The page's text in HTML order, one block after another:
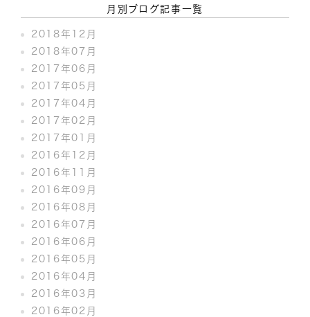
月別ブログ記事一覧
2018年12月
2018年07月
2017年06月
2017年05月
2017年04月
2017年02月
2017年01月
2016年12月
2016年11月
2016年09月
2016年08月
2016年07月
2016年06月
2016年05月
2016年04月
2016年03月
2016年02月